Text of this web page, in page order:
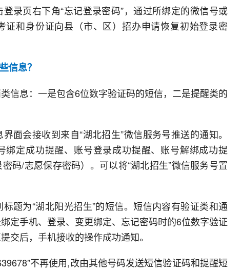
录页右下角“忘记登录密码”，通过所绑定的微信号或
证和身份证向县（市、区）招办申请恢复初始登录密
信息？
信息：一是包含6位数字验证码的短信，二是提醒类的
面会接收到来自“湖北招生”微信服务号推送的通知。
绑定成功提醒、账号登录成功提醒、账号解绑成功提
码/志愿保存密码）。可以将“湖北招生”微信服务号置
题为“湖北阳光招生”的短信。短信内容有验证类和通
定手机、登录、变更绑定、忘记密码时的6位数字验证
交后，手机接收的操作成功通知。
不再使用,改由其他号码发送短信验证码和提醒短